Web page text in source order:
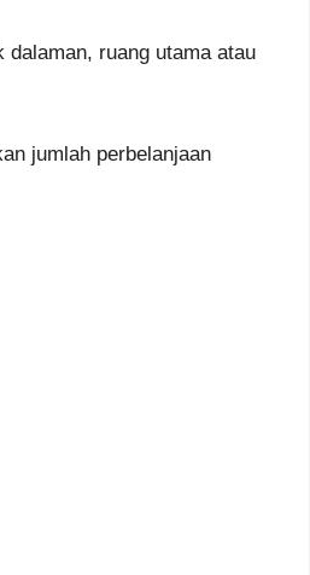
ruang utama atau
jumlah perbelanjaan